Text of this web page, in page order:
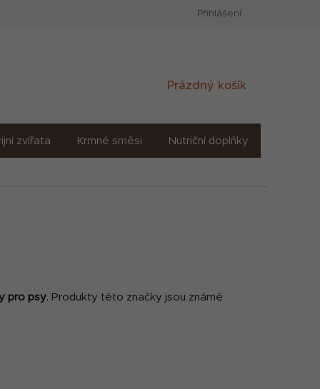
Přihlášení
Nákupní
Prázdný košík
zvířata Krmné směsi Nutriční doplňky
pro psy. Produkty této značky jsou známé